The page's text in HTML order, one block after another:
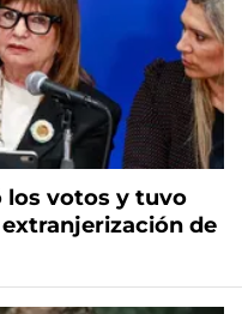
los votos y tuvo
de